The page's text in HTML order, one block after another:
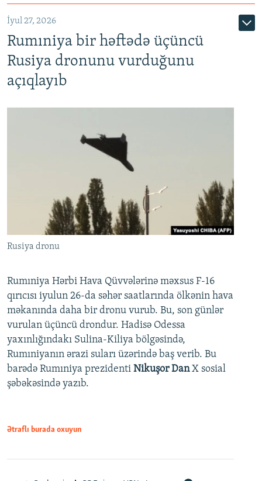
İyul 27, 2026
Rumıniya bir həftədə üçüncü
Rusiya dronunu vurduğunu
açıqlayıb
Rusiya dronu
Rumıniya Hərbi Hava Qüvvələrinə məxsus F-16
qırıcısı iyulun 26-da səhər saatlarında ölkənin hava
məkanında daha bir dronu vurub. Bu, son günlər
vurulan üçüncü drondur. Hadisə Odessa
yaxınlığındakı Sulina-Kiliya bölgəsində,
Rumıniyanın ərazi suları üzərində baş verib. Bu
barədə Rumıniya prezidenti Nikuşor DanX sosial
şəbəkəsində yazıb.
Ətraflı burada oxuyun